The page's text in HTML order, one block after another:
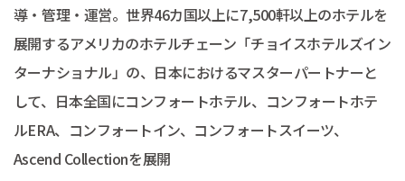
導・管理・運営。世界46カ国以上に7,500軒以上のホテルを
展開するアメリカのホテルチェーン「チョイスホテルズイン
ターナショナル」の、日本におけるマスターパートナーと
して、日本全国にコンフォートホテル、コンフォートホテ
ルERA、コンフォートイン、コンフォートスイーツ、
Ascend Collectionを展開